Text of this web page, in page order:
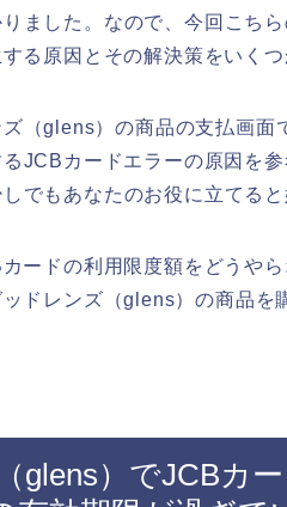
ました。なので、今回こち
る原因とその解決策をいくつ
（glens）の商品の支払画面
JCBカードエラーの原因を
でもあなたのお役に立てると
ードの利用限度額をどうや
ドレンズ（glens）の商品を
glens）でJCBカ